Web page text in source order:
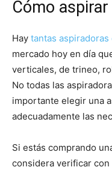
Cómo
Hay tantas
mercado hoy en día
verticales, de trineo,
No todas las
importante elegir una
adecuadamente las
Si estás comprando
considera verificar